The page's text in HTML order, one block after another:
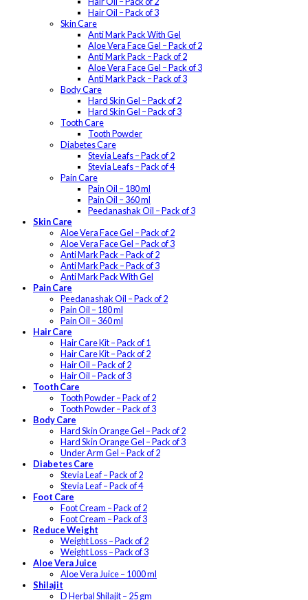
Hair Oil – Pack of 3
Skin Care
Anti Mark Pack With Gel
Aloe Vera Face Gel – Pack of 2
Anti Mark Pack – Pack of 2
Aloe Vera Face Gel – Pack of 3
Anti Mark Pack – Pack of 3
Body Care
Hard Skin Gel – Pack of 2
Hard Skin Gel – Pack of 3
Tooth Care
Tooth Powder
Diabetes Care
Stevia Leafs – Pack of 2
Stevia Leafs – Pack of 4
Pain Care
Pain Oil – 180 ml
Pain Oil – 360 ml
Peedanashak Oil – Pack of 3
Skin Care
Aloe Vera Face Gel – Pack of 2
Aloe Vera Face Gel – Pack of 3
Anti Mark Pack – Pack of 2
Anti Mark Pack – Pack of 3
Anti Mark Pack With Gel
Pain Care
Peedanashak Oil – Pack of 2
Pain Oil – 180 ml
Pain Oil – 360 ml
Hair Care
Hair Care Kit – Pack of 1
Hair Care Kit – Pack of 2
Hair Oil – Pack of 2
Hair Oil – Pack of 3
Tooth Care
Tooth Powder – Pack of 2
Tooth Powder – Pack of 3
Body Care
Hard Skin Orange Gel – Pack of 2
Hard Skin Orange Gel – Pack of 3
Under Arm Gel – Pack of 2
Diabetes Care
Stevia Leaf – Pack of 2
Stevia Leaf – Pack of 4
Foot Care
Foot Cream – Pack of 2
Foot Cream – Pack of 3
Reduce Weight
Weight Loss – Pack of 2
Weight Loss – Pack of 3
Aloe Vera Juice
Aloe Vera Juice – 1000 ml
Shilajit
D Herbal Shilajit – 25 gm